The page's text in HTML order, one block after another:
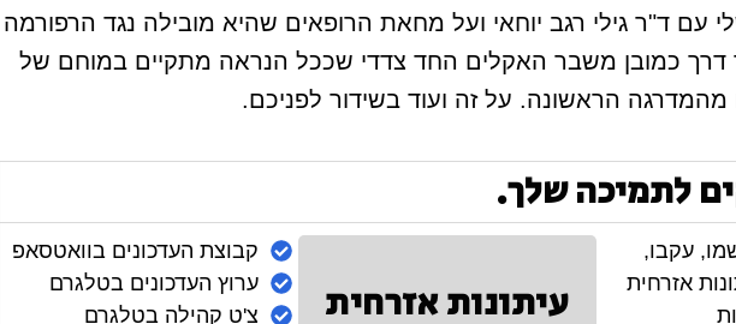
עם ד"ר גילי רגב יוחאי ועל מחאת הרופאים שהיא מובילה נגד הרפורמה
דרך כמובן משבר האקלים החד צדדי שככל הנראה מתקיים במוחם של
מהמדרגה הראשונה. על זה ועוד בשידור לפניכם.
לתמיכה שלך.
עקבו,
אזרחית
עיתונות אזרחית
קבוצת העדכונים בוואטסאפ
ערוץ העדכונים בטלגרם
צ'ט קהילה בטלגרם